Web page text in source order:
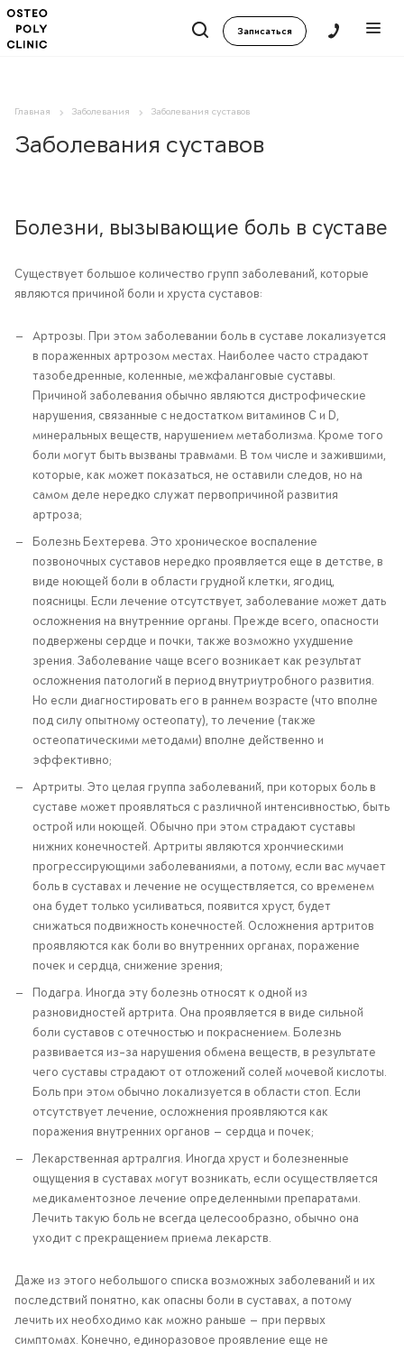
Записаться
Главная Заболевания Заболевания суставов
Заболевания суставов
Болезни, вызывающие боль в суставе
Существует большое количество групп заболеваний, которые
являются причиной боли и хруста суставов:
Артрозы. При этом заболевании боль в суставе локализуется
в пораженных артрозом местах. Наиболее часто страдают
тазобедренные, коленные, межфаланговые суставы.
Причиной заболевания обычно являются дистрофические
нарушения, связанные с недостатком витаминов C и D,
минеральных веществ, нарушением метаболизма. Кроме того
боли могут быть вызваны травмами. В том числе и зажившими,
которые, как может показаться, не оставили следов, но на
самом деле нередко служат первопричиной развития
артроза;
Болезнь Бехтерева. Это хроническое воспаление
позвоночных суставов нередко проявляется еще в детстве, в
виде ноющей боли в области грудной клетки, ягодиц,
поясницы. Если лечение отсутствует, заболевание может дать
осложнения на внутренние органы. Прежде всего, опасности
подвержены сердце и почки, также возможно ухудшение
зрения. Заболевание чаще всего возникает как результат
осложнения патологий в период внутриутробного развития.
Но если диагностировать его в раннем возрасте (что вполне
под силу опытному остеопату), то лечение (также
остеопатическими методами) вполне действенно и
эффективно;
Артриты. Это целая группа заболеваний, при которых боль в
суставе может проявляться с различной интенсивностью, быть
острой или ноющей. Обычно при этом страдают суставы
нижних конечностей. Артриты являются хрончиескими
прогрессирующими заболеваниями, а потому, если вас мучает
боль в суставах и лечение не осуществляется, со временем
она будет только усиливаться, появится хруст, будет
снижаться подвижность конечностей. Осложнения артритов
проявляются как боли во внутренних органах, поражение
почек и сердца, снижение зрения;
Подагра. Иногда эту болезнь относят к одной из
разновидностей артрита. Она проявляется в виде сильной
боли суставов с отечностью и покраснением. Болезнь
развивается из-за нарушения обмена веществ, в результате
чего суставы страдают от отложений солей мочевой кислоты.
Боль при этом обычно локализуется в области стоп. Если
отсутствует лечение, осложнения проявляются как
поражения внутренних органов — сердца и почек;
Лекарственная артралгия. Иногда хруст и болезненные
ощущения в суставах могут возникать, если осуществляется
медикаментозное лечение определенными препаратами.
Лечить такую боль не всегда целесообразно, обычно она
уходит с прекращением приема лекарств.
Даже из этого небольшого списка возможных заболеваний и их
последствий понятно, как опасны боли в суставах, а потому
лечить их необходимо как можно раньше — при первых
симптомах. Конечно, единоразовое проявление еще не